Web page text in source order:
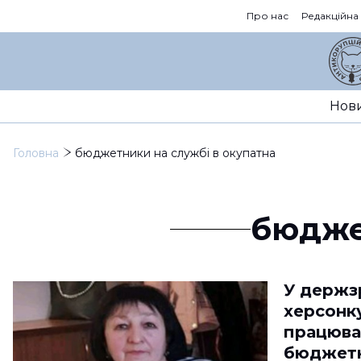
Про нас Редакційна
Головна бюджетники на службі в окупатна
У